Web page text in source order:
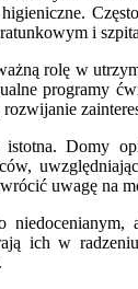
i
rolę w
programy
Domy
uwagę na
ich w